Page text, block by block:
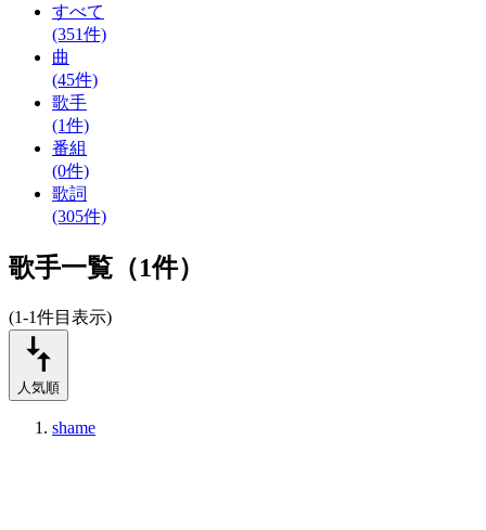
すべて
(351件)
曲
(45件)
歌手
(1件)
番組
(0件)
歌詞
(305件)
歌手一覧（1件）
(1-1件目表示)
人気順
shame